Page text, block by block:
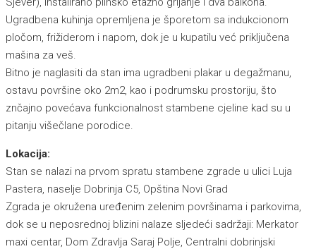
Ugradbena kuhinja opremljena je šporetom sa indukcionom
pločom, frižiderom i napom, dok je u kupatilu već priključena
mašina za veš.
Bitno je naglasiti da stan ima ugradbeni plakar u degažmanu,
ostavu površine oko 2m2, kao i podrumsku prostoriju, što
znčajno povećava funkcionalnost stambene cjeline kad su u
pitanju višečlane porodice.
Lokacija:
Stan se nalazi na prvom spratu stambene zgrade u ulici Luja
Pastera, naselje Dobrinja C5, Opština Novi Grad
Zgrada je okružena uređenim zelenim površinama i parkovima,
dok se u neposrednoj blizini nalaze sljedeći sadržaji: Merkator
maxi centar, Dom Zdravlja Saraj Polje, Centralni dobrinjski